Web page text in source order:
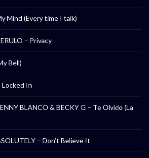
Mind (Every time I talk)
– Privacy
Bell)
Locked In
BLANCO & BECKY G – Te Olvido (La
– Don’t Believe It